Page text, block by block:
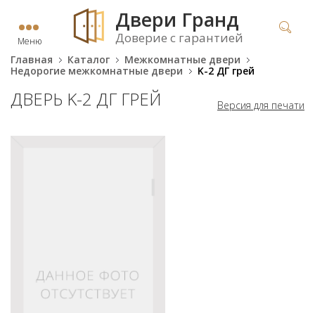
Меню
Двери Гранд
Доверие с гарантией
Главная Каталог
Межкомнатные двери
Недорогие межкомнатные двери
K-2 ДГ грей
Версия для печати
ДВЕРЬ K-2 ДГ ГРЕЙ